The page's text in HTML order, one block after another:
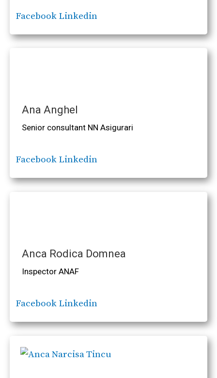
Facebook Linkedin
Ana Anghel
Senior consultant NN Asigurari
Facebook Linkedin
Anca Rodica Domnea
Inspector ANAF
Facebook Linkedin